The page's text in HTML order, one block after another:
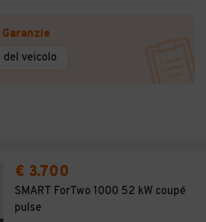
veicolo
€ 3.700
SMART ForTwo 1000 52 kW coupé
pulse